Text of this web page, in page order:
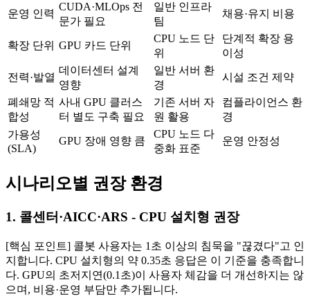
운영 인력
CUDA·MLOps 전
문가 필요
일반 인프라
팀
채용·유지 비용
확장 단위 GPU 카드 단위
CPU 노드 단
위
단계적 확장 용
이성
전력·발열
데이터센터 설계
영향
일반 서버 환
경
시설 조건 제약
폐쇄망 적
합성
사내 GPU 클러스
터 별도 구축 필요
기존 서버 자
원 활용
컴플라이언스 환
경
가용성
(SLA)
GPU 장애 영향 큼
CPU 노드 다
중화 표준
운영 안정성
시나리오별 권장 환경
1. 콜센터·AICC·ARS - CPU 설치형 권장
[핵심 포인트] 콜봇 사용자는 1초 이상의 침묵을 "끊겼다"고 인
지합니다. CPU 설치형의 약 0.35초 응답은 이 기준을 충족합니
다. GPU의 초저지연(0.1초)이 사용자 체감을 더 개선하지는 않
으며, 비용·운영 부담만 추가됩니다.